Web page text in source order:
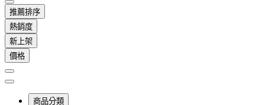
推薦排序
熱銷度
新上架
價格
商品分類